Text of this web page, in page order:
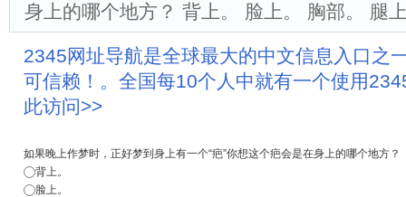
身上的哪个地方？ 背上。 脸上。 胸部。 腿
2345网址导航是全球最大的中文信息入口之
可信赖！。全国每10个人中就有一个使用
此访问>>
如果晚上作梦时，正好梦到身上有一个“疤”你想这个疤会是在身上的哪个地方？
背上。
脸上。